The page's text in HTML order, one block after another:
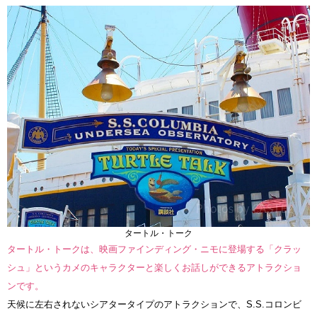
タートル・トーク
タートル・トークは、映画ファインディング・ニモに登場する「クラッ
シュ」というカメのキャラクターと楽しくお話しができるアトラクショ
ンです。
天候に左右されないシアタータイプのアトラクションで、S.S.コロンビ